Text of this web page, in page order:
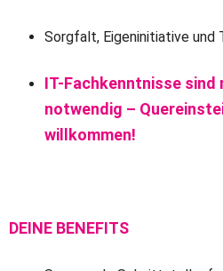
Sorgfalt, Eigeninitiative und
IT-Fachkenntnisse sind
notwendig –
willkommen!
DEINE BENEFITS